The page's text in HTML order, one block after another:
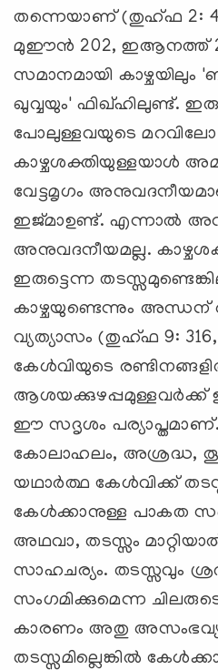
തന്നെയാണ് (തുഹ്ഫ 2:
മുഈന്‍ 202, ഇആനത്ത് 2:
സമാനമായി
ഖുവ്വയും' ഫിഖ്ഹിലുണ്ട്.
പോലുള്ളവയുടെ മറവിലോ
കാഴ്ചശക്തിയുള്ളയാള്‍
വേട്ടമൃഗം
ഇജ്മാഉണ്ട്. എന്നാല്‍
അനുവദനീയമല്ല.
ഇരുട്ടെന്ന
കാഴ്ചയുണ്ടെന്നും അന്ധന്
വ്യത്യാസം (തുഹ്ഫ 9: 316,
കേള്‍വിയുടെ
ആശയക്കുഴപ്പമുള്ളവര്‍ക്ക്
ഈ സദൃശം
കോലാഹലം, അശ്രദ്ധ,
യഥാര്‍ത്ഥ കേള്‍വിക്ക്
കേള്‍ക്കാനുള്ള പാകത
അഥവാ, തടസ്സം
സാഹചര്യം. തടസ്സവും
സംഗമിക്കുമെന്ന ചിലരുടെ
കാരണം അതു
തടസ്സമില്ലെങ്കില്‍